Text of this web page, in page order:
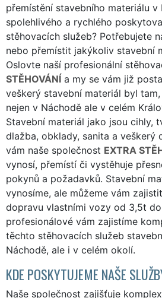
přemístění stavebního materiálu v
spolehlivého a rychlého
stěhovacích služeb? Potřebujete
nebo přemístit jakýkoliv stavební
Oslovte naší profesionální
STĚHOVÁNÍ a my se vám již
veškerý stavební materiál byl
nejen v Náchodě ale v celém
Stavební materiál jako jsou cihly,
dlažba, obklady, sanita a veškerý
vám naše společnost EXTRA
vynosí, přemístí či vystěhuje
pokynů a požadavků. Stavební
vynosíme, ale můžeme vám
dopravu vlastními vozy od 3,5t
profesionálové vám zajistíme
těchto stěhovacích služeb
Náchodě, ale i v celém okolí.
KDE POSKYTUJEME NAŠE
Naše společnost zajišťuje